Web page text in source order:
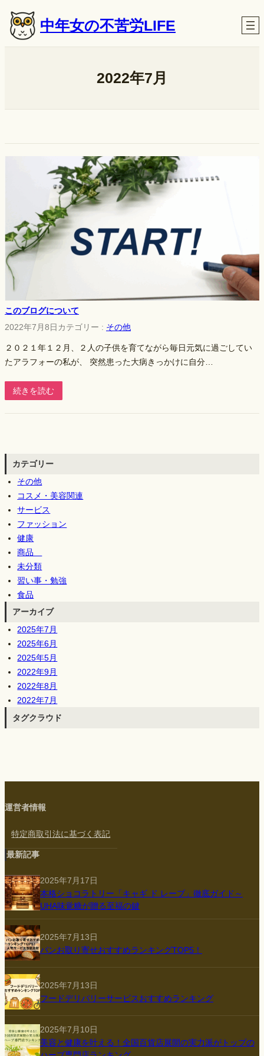
内
容
中年女の不苦労LIFE
2022年7月
このブログについて
2022年7月8日 カテゴリー : その他
２０２１年１２月、２人の子供を育てながら毎日元気に過ごしてい
たアラフォーの私が、 突然患った大病きっかけに自分…
続きを読む
カテゴリー
その他
コスメ・美容関連
サービス
ファッション
健康
商品
未分類
習い事・勉強
食品
アーカイブ
2025年7月
2025年6月
2025年5月
2022年9月
2022年8月
2022年7月
タグクラウド
運営者情報
特定商取引法に基づく表記
最新記事
2025年7月17日
本格ショコラトリー「キャギ ド レーブ」徹底ガイド～
UHA味覚糖が贈る至福の鍵
2025年7月13日
パンお取り寄せおすすめランキングTOP5！
2025年7月13日
フードデリバリーサービスおすすめランキング
2025年7月10日
美容と健康を叶える！全国百貨店展開の実力派がトップの